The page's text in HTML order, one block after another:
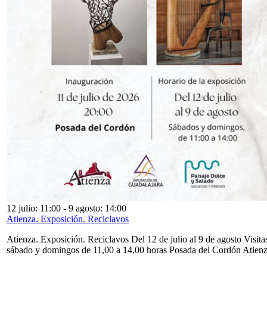
12 julio: 11:00 - 9 agosto: 14:00
Atienza. Exposición. Reciclavos
Atienza. Exposición. Reciclavos Del 12 de julio al 9 de agosto
sábado y domingos de 11,00 a 14,00 horas Posada del Cordón